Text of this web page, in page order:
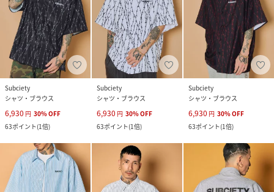
Subciety
シャツ・ブラウス
6,930 円 30%OFF
63ポイント(1倍)
Subciety
シャツ・ブラウス
6,930 円 30%OFF
63ポイント(1倍)
Subciety
シャツ・ブラウス
6,930 円 30%OFF
63ポイント(1倍)